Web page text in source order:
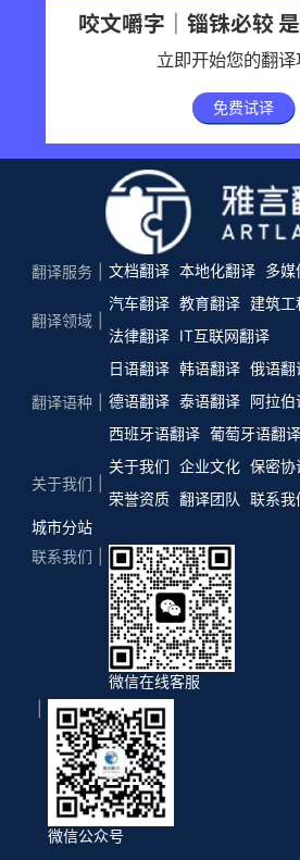
咬文嚼字｜锱铢必较
立即开始您的翻译
免费试译
翻译服务 文档翻译 本地化翻译 多媒
翻译领域
汽车翻译 教育翻译 建筑工
法律翻译
IT互联网翻译
翻译语种
日语翻译 韩语翻译 俄语翻
德语翻译 泰语翻译 阿拉伯
西班牙语翻译 葡萄牙语翻译
关于我们
关于我们 企业文化 保密协
荣誉资质 翻译团队
联系我
城市分站
联系我们
微信在线客服
微信公众号